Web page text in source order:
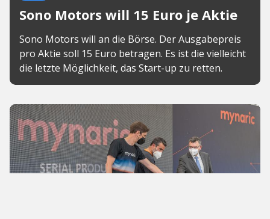
Sono Motors will 15 Euro je Aktie
Sono Motors will an die Börse. Der Ausgabepreis
pro Aktie soll 15 Euro betragen. Es ist die vielleicht
die letzte Möglichkeit, das Start-up zu retten.